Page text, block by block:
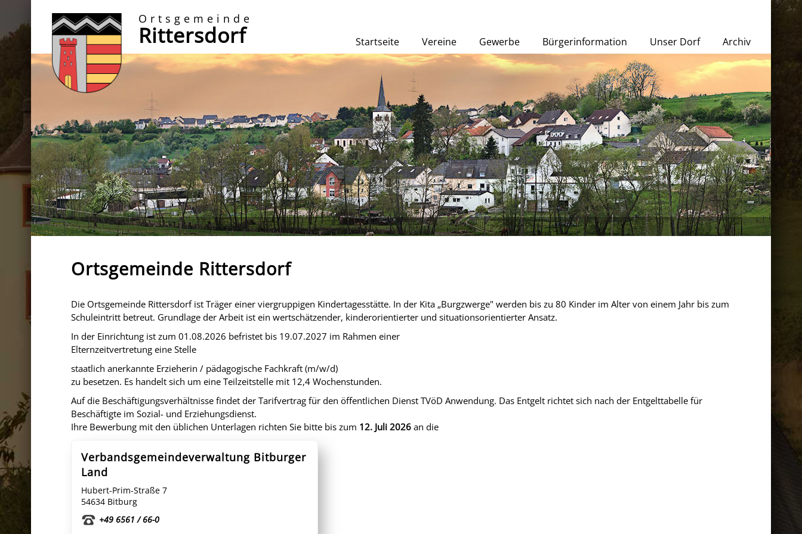
Ortsgemeinde
Rittersdorf Startseite Vereine Gewerbe Bürgerinformation Unser Dorf Archiv
Ortsgemeinde Rittersdorf
Die Ortsgemeinde Rittersdorf ist Träger einer viergruppigen Kindertagesstätte. In der Kita „Burgzwerge" werden bis zu 80 Kinder im Alter von einem Jahr bis zum
Schuleintritt betreut. Grundlage der Arbeit ist ein wertschätzender, kinderorientierter und situationsorientierter Ansatz.
In der Einrichtung ist zum 01.08.2026 befristet bis 19.07.2027 im Rahmen einer
Elternzeitvertretung eine Stelle
staatlich anerkannte Erzieherin / pädagogische Fachkraft (m/w/d)
zu besetzen. Es handelt sich um eine Teilzeitstelle mit 12,4 Wochenstunden.
Auf die Beschäftigungsverhältnisse findet der Tarifvertrag für den öffentlichen Dienst TVöD Anwendung. Das Entgelt richtet sich nach der Entgelttabelle für
Beschäftigte im Sozial- und Erziehungsdienst.
Ihre Bewerbung mit den üblichen Unterlagen richten Sie bitte bis zum 12. Juli 2026an die
Verbandsgemeindeverwaltung Bitburger
Land
Hubert-Prim-Straße 7
54634 Bitburg
+49 6561 / 66-0